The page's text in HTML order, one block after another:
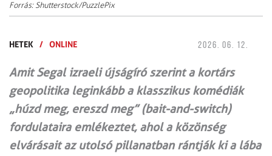
Forrás: Shutterstock/PuzzlePix
HETEK / ONLINE 2026. 06. 12.
Amit Segal izraeli újságíró szerint a kortárs
geopolitika leginkább a klasszikus komédiák
„húzd meg, ereszd meg” (bait-and-switch)
fordulataira emlékeztet, ahol a közönség
elvárásait az utolsó pillanatban rántják ki a lába